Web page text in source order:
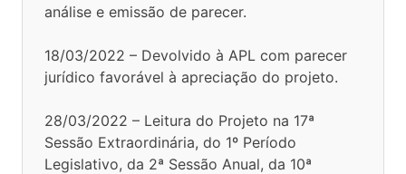
análise e emissão de parecer.
18/03/2022 – Devolvido à APL com parecer
jurídico favorável à apreciação do projeto.
28/03/2022 – Leitura do Projeto na 17ª
Sessão Extraordinária, do 1º Período
Legislativo, da 2ª Sessão Anual, da 10ª